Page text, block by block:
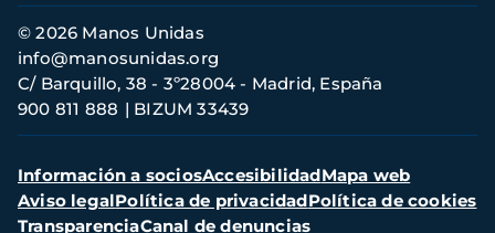
Información
de
contacto
© 2026 Manos Unidas
C/ Barquillo, 38 - 3º28004 - Madrid, España
900 811 888
BIZUM 33439
info@manosunidas.org
Menú
secundario
Información a sociosAccesibilidadMapa web
Aviso legalPolítica de privacidadPolítica de cookies
TransparenciaCanal de denuncias